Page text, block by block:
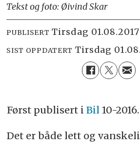
Tekst og foto: Øivind Skar
PUBLISERT tirsdag
SIST OPPDATERT tirsdag
Først publisert i Bil 10-2016.
Det er både lett og